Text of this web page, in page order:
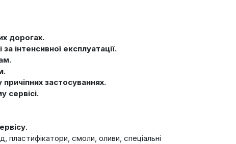
дорогах.
інтенсивної експлуатації.
застосуваннях.
сервісі.
пластифікатори, смоли, оливи, спеціальні